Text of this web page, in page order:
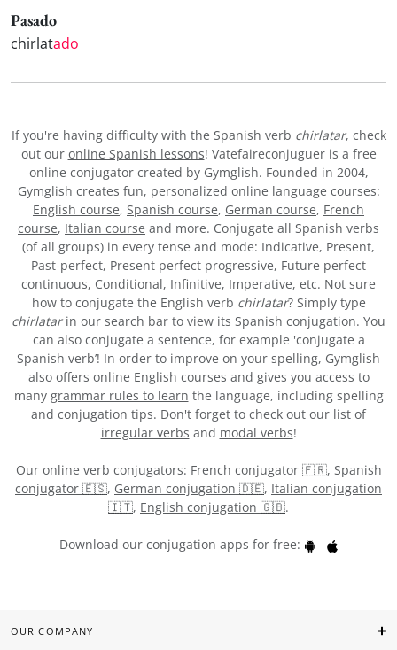
Pasado
chirlatado
If you're having difficulty with the Spanish verb chirlatar, check
out our online Spanish lessons! Vatefaireconjuguer is a free
online conjugator created by Gymglish. Founded in 2004,
Gymglish creates fun, personalized online language courses:
English course, Spanish course, German course, French
course, Italian course and more. Conjugate all Spanish verbs
(of all groups) in every tense and mode: Indicative, Present,
Past-perfect, Present perfect progressive, Future perfect
continuous, Conditional, Infinitive, Imperative, etc. Not sure
how to conjugate the English verb chirlatar? Simply type
chirlatarin our search bar to view its Spanish conjugation. You
can also conjugate a sentence, for example 'conjugate a
Spanish verb’! In order to improve on your spelling, Gymglish
also offers online English courses and gives you access to
many grammar rules to learn the language, including spelling
and conjugation tips. Don't forget to check out our list of
irregular verbs and modal verbs!
Our online verb conjugators: French conjugator 🇫🇷, Spanish
conjugator 🇪🇸, German conjugation 🇩🇪, Italian conjugation
🇮🇹, English conjugation 🇬🇧.
Download our conjugation apps for free:
OUR COMPANY